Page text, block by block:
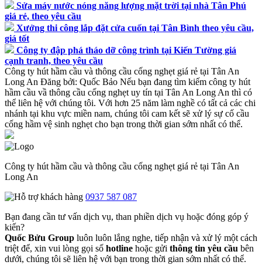
Sửa máy nước nóng năng lượng mặt trời tại nhà Tân Phú
giá rẻ, theo yêu cầu
Xưởng thi công lắp đặt cửa cuốn tại Tân Bình theo yêu cầu,
giá tốt
Công ty đập phá tháo dỡ công trình tại Kiến Tường giá
cạnh tranh, theo yêu cầu
Công ty hút hầm cầu và thông cầu cống nghẹt giá rẻ tại Tân An
Long An Đăng bởi: Quốc Bảo Nếu bạn đang tìm kiếm công ty hút
hầm cầu vầ thông cầu cống nghẹt uy tín tại Tân An Long An thì có
thể liên hệ với chúng tôi. Với hơn 25 năm làm nghề có tất cả các chi
nhánh tại khu vực miền nam, chúng tôi cam kết sẽ xử lý sự cố cầu
cống hầm vệ sinh nghẹt cho bạn trong thời gian sớm nhất có thể.
Công ty hút hầm cầu và thông cầu cống nghẹt giá rẻ tại Tân An
Long An
0937 587 087
Bạn đang cần tư vấn dịch vụ, than phiền dịch vụ hoặc đóng góp ý
kiến?
Quốc Bửu Group luôn luôn lắng nghe, tiếp nhận và xử lý một cách
triệt để, xin vui lòng gọi số hotline hoặc gửi thông tin yêu cầu bên
dưới, chúng tôi sẽ liên hệ với bạn trong thời gian sớm nhất có thể.